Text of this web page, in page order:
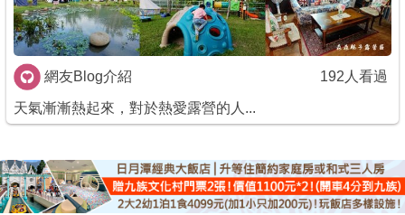
商家合作
討論區
聯絡我們
網友Blog介紹 192人看過
天氣漸漸熱起來，對於熱愛露營的人...